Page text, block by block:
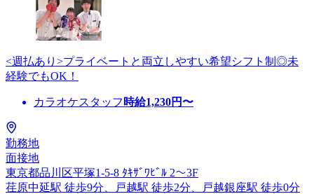
<週払あり>プライベートと両立しやすい希望シフト制◎未
経験でもOK！
カラオケスタッフ 時給1,230円〜
勤務地
面接地
東京都品川区平塚1-5-8 ﾀｷｻﾞﾜﾋﾞﾙ 2～3F
荏原中延駅 徒歩9分、戸越駅 徒歩2分、戸越銀座駅 徒歩0分